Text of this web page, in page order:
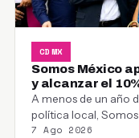
CDMX
Somos México
y alcanzar el
A menos de un año
política local, Somos
7 Ago 2026